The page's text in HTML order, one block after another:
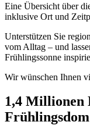
Eine Übersicht über
inklusive Ort und
Unterstützen Sie
vom Alltag – und
Frühlingssonne
Wir wünschen Ihnen
1,4 Millionen